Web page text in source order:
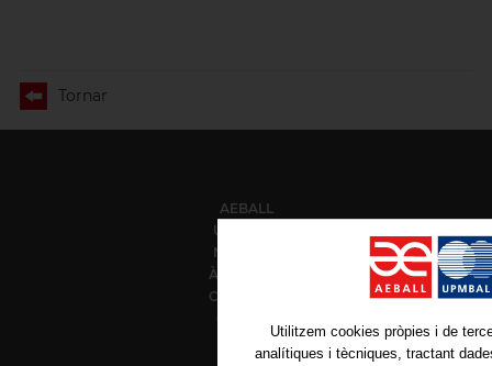
Tornar
AEBALL
UPMBALL
NOTÍCIES
ÀREA SOCI
CONTACTE
Utilitzem cookies pròpies i de
analítiques i tècniques, tractant